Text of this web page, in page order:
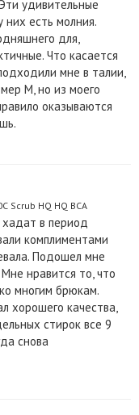
удивительные
есть молния.
для,
Что касается
мне в талии,
М, но из моего
оказываются
Scrub HQ HQ BCA
в период
комплиментами
Подошел мне
нравится то, что
многим брюкам.
хорошего качества,
стирок все 9
снова